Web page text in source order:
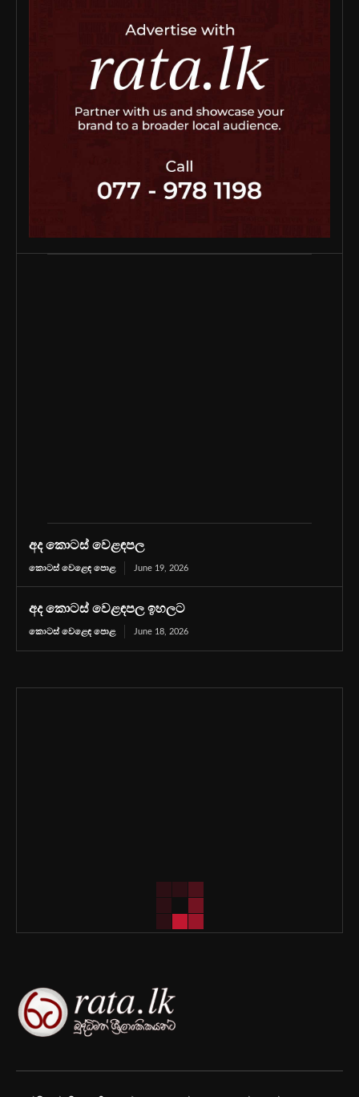
අද කොටස් වෙළඳපල
කොටස් වෙළෙඳ පොළ June 19, 2026
අද කොටස් වෙළඳපල ඉහලට
කොටස් වෙළෙඳ පොළ June 18, 2026